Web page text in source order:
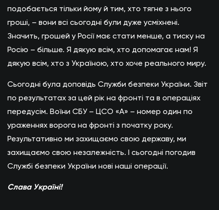
подобається тільки йому й тим, хто тягне з нього
гроші, – вони всі сьогодні були дуже усміхнені.
Значить, грошей у Росії має стати менше, а тиску на
Росію – більше. Я дякую всім, хто допомагає нам! Я
дякую всім, хто з Україною, хто хоче реального миру.
Сьогодні була доповідь Служби безпеки України. Звіт
по результатах за цей рік на фронті та в операціях
передусім. Воїни СБУ – ЦСО «А» – номер один по
ураженнях ворога на фронті з початку року.
Результативно ми захищаємо свою державу, ми
захищаємо свою незалежність. І сьогодні погодив
Службі безпеки України нові наші операції.
Слава Україні!